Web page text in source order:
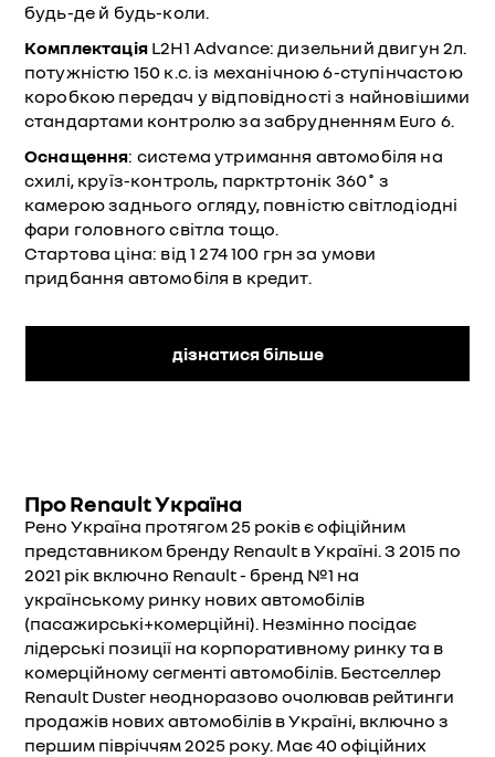
будь-де й будь-коли.
Комплектація L2H1 Advance: дизельний двигун 2л.
потужністю 150 к.с. із механічною 6-ступінчастою
коробкою передач у відповідності з найновішими
стандартами контролю за забрудненням Euro 6.
Оснащення: система утримання автомобіля на
схилі, круїз-контроль, парктртонік 360˚ з
камерою заднього огляду, повністю світлодіодні
фари головного світла тощо.
Стартова ціна: від 1 274 100 грн за умови
придбання автомобіля в кредит.
дізнатися більше
Про Renault Україна
Рено Україна протягом 25 років є офіційним
представником бренду Renault в Україні. З 2015 по
2021 рік включно Renault - бренд №1 на
українському ринку нових автомобілів
(пасажирські+комерційні). Незмінно посідає
лідерські позиції на корпоративному ринку та в
комерційному сегменті автомобілів. Бестселлер
Renault Duster неодноразово очолював рейтинги
продажів нових автомобілів в Україні, включно з
першим півріччям 2025 року. Має 40 офіційних